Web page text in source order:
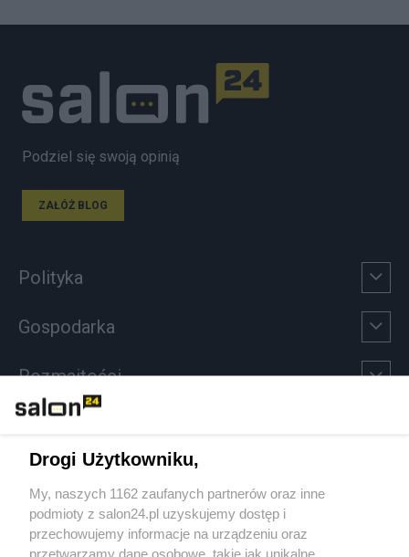
Podziel się swoją opinią
ZAŁÓŻ BLOG
Polityka
Gospodarka
Rozmaitości
Sport
Społeczeństwo
Drogi Użytkowniku,
My, naszych 1162 zaufanych partnerów oraz inne
podmioty z salon24.pl uzyskujemy dostęp i
przechowujemy informacje na urządzeniu oraz
przetwarzamy dane osobowe, takie jak unikalne